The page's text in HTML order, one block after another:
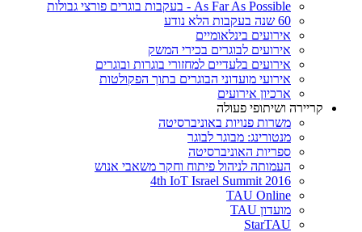
As Far As Possible - בעקבות בוגרים פורצי גבולות
60 שנה בעקבות הלא נודע
אירועים בינלאומיים
אירועים לבוגרים בכירי המשק
אירועים בלעדיים למחזורי בוגרות ובוגרים
אירועי מועדוני הבוגרים בתוך הפקולטות
ארכיון אירועים
קריירה ושיתופי פעולה
משרות פנויות באוניברסיטה
מנטורינג: מבוגר לבוגר
ספריות האוניברסיטה
העמותה לניהול פיתוח וחקר משאבי אנוש
4th IoT Israel Summit 2016
TAU Online
מועדון TAU
StarTAU